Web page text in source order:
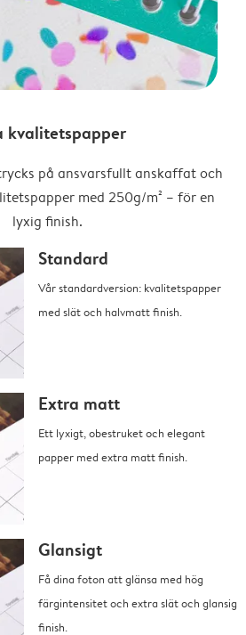
kvalitetspapper
på ansvarsfullt anskaffat och
med 250g/m² – för en
lyxig finish.
Standard
Vår standardversion: kvalitetspapper
med slät och halvmatt finish.
Extra matt
Ett lyxigt, obestruket och elegant
papper med extra matt finish.
Glansigt
Få dina foton att glänsa med hög
färgintensitet och extra slät och glansig
finish.